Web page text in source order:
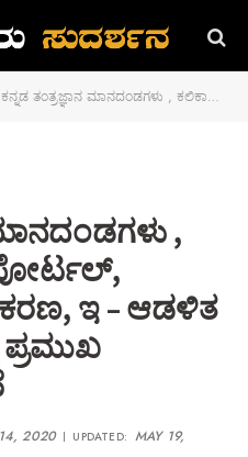
ಕನ್ನಡ ತಂತ್ರಜ್ಞಾನ ಮಾನದಂಡಗಳು , ಕಲಿಕಾ ಅಕಾಡೆಮಿ ಪೋರ್ಟಲ್, ಪದಕಣಜ – ದೇಸೀಕರಣ, ಇ – ಆಡಳಿತ ಪದಕೋಶ : ನಾಲ್ಕು ಪ್ರಮುಖ ಆದೇಶಗಳ ಪ್ರಕಟಣೆ
,
ಇ – ಆಡಳಿತ
2020 UPDATED: MAY 19,